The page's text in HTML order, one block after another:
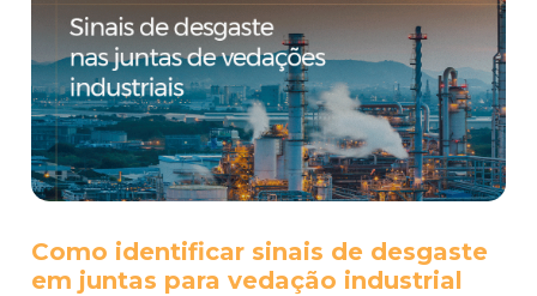
Como identificar sinais de desgaste
em juntas para vedação industrial